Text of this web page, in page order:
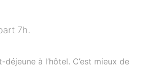
7h.
à l’hôtel. C’est mieux de